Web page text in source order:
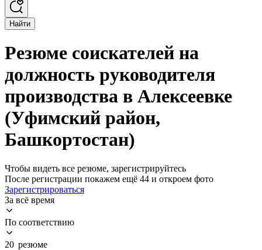
Найти
Резюме соискателей на
должность руководителя
производства в Алексеевке
(Уфимский район,
Башкортостан)
Чтобы видеть все резюме, зарегистрируйтесь
После регистрации покажем ещё 44 и откроем фото
Зарегистрироваться
За всё время
По соответствию
20 резюме